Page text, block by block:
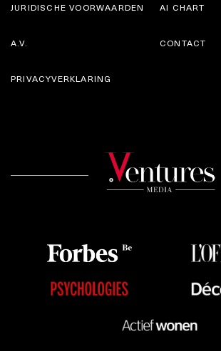
JURIDISCHE VOORWAARDEN
A.V.
AI CHART
CONTACT
PRIVACYVERKLARING